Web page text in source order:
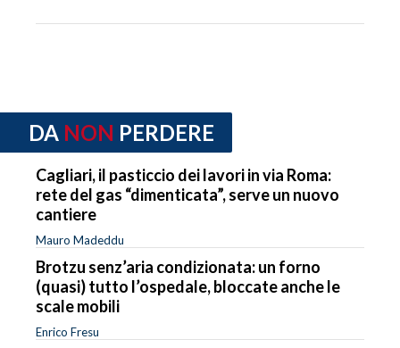
DA NON PERDERE
Cagliari, il pasticcio dei lavori in via Roma:
rete del gas “dimenticata”, serve un nuovo
cantiere
Mauro Madeddu
Brotzu senz’aria condizionata: un forno
(quasi) tutto l’ospedale, bloccate anche le
scale mobili
Enrico Fresu